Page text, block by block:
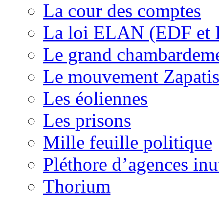
La cour des comptes
La loi ELAN (EDF et
Le grand
Le mouvement
Les éoliennes
Les prisons
Mille feuille politique
Pléthore d’agences
Thorium